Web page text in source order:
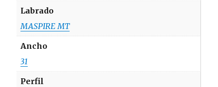
Labrado
MASPIRE MT
Ancho
31
Perfil